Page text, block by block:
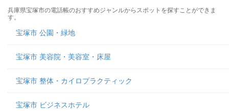
兵庫県宝塚市の電話帳のおすすめジャンルからスポットを探すことができま
す。
宝塚市 公園・緑地
宝塚市 美容院・美容室・床屋
宝塚市 整体・カイロプラクティック
宝塚市 ビジネスホテル